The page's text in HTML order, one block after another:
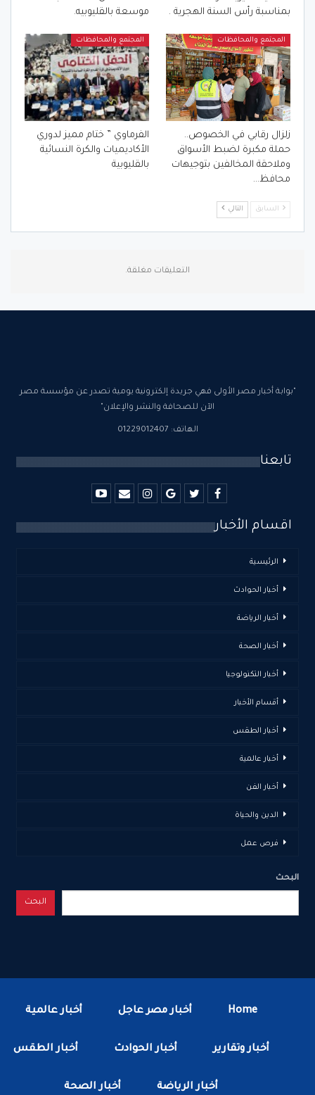
بمناسبة رأس السنة الهجرية .
موسعة بالقليوبيه.
المجتمع والمحافظات
زلزال رقابي في الخصوص..
حملة مكبرة لضبط الأسواق
وملاحقة المخالفين بتوجيهات
محافظ…
المجتمع والمحافظات
الفرماوي ” ختام مميز لدوري
الأكاديميات والكرة النسائية
بالقليوبية
السابق التالي
التعليقات مغلقة.
"بوابة أخبار مصر الأولى فهي جريدة إلكترونية يومية تصدر عن مؤسسة مصر
الآن للصحافة والنشر والإعلان"
الهاتف: 01229012407
تابعنا
اقسام الأخبار
الرئيسية
أخبار الحوادث
أخبار الرياضة
أخبار الصحة
أخبار التكنولوجيا
أقسام الأخبار
أخبار الطقس
أخبار عالمية
أخبار الفن
الدين والحياة
فرص عمل
البحث
البحث
Home أخبار مصر عاجل أخبار عالمية
أخبار وتقارير أخبار الحوادث أخبار الطقس
أخبار الرياضة أخبار الصحة